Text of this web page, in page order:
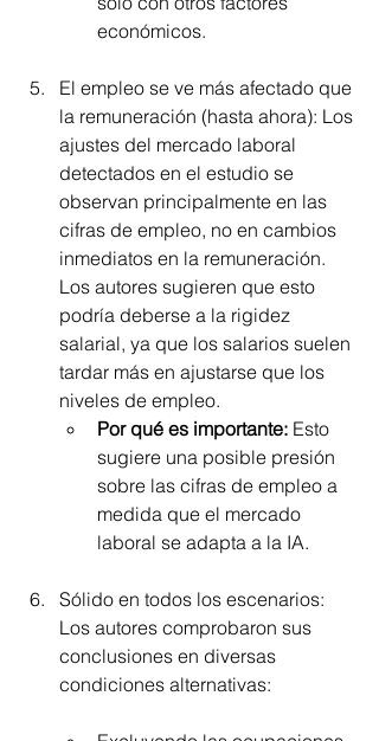
económicos.
El empleo se ve más afectado que
la remuneración (hasta ahora): Los
ajustes del mercado laboral
detectados en el estudio se
observan principalmente en las
cifras de empleo, no en cambios
inmediatos en la remuneración.
Los autores sugieren que esto
podría deberse a la rigidez
salarial, ya que los salarios suelen
tardar más en ajustarse que los
niveles de empleo.
Por qué es importante: Esto
sugiere una posible presión
sobre las cifras de empleo a
medida que el mercado
laboral se adapta a la IA.
Sólido en todos los escenarios:
Los autores comprobaron sus
conclusiones en diversas
condiciones alternativas: